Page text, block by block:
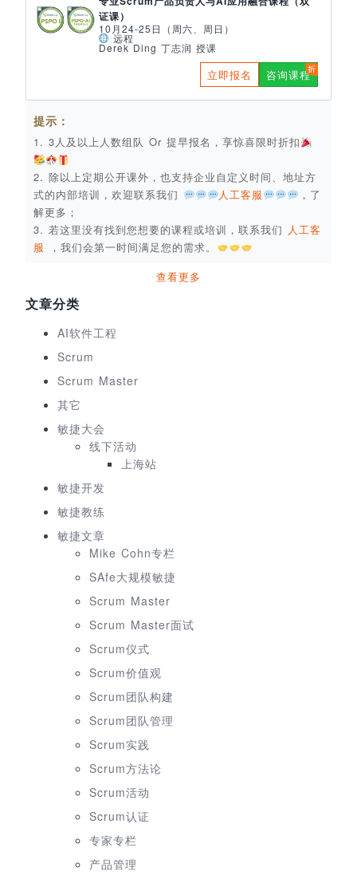
证课）
10月24-25日（周六、周日）
远程
Derek Ding 丁志润 授课
立即报名 咨询课程
提示：
1. 3人及以上人数组队 Or 提早报名，享惊喜限时折扣
2. 除以上定期公开课外，也支持企业自定义时间、地址方
式的内部培训，欢迎联系我们
人工客服
，了
解更多；
3. 若这里没有找到您想要的课程或培训，联系我们 人工客
服
，我们会第一时间满足您的需求。
查看更多
文章分类
AI软件工程
Scrum
Scrum Master
其它
敏捷大会
线下活动
上海站
敏捷开发
敏捷教练
敏捷文章
Mike Cohn专栏
SAfe大规模敏捷
Scrum Master
Scrum Master面试
Scrum仪式
Scrum价值观
Scrum团队构建
Scrum团队管理
Scrum实践
Scrum方法论
Scrum活动
Scrum认证
专家专栏
产品管理